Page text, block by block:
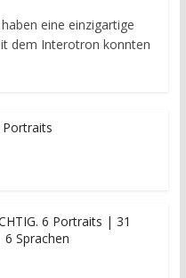
eine einzigartige
dem Interotron konnten
6 Portraits | 31
Sprachen